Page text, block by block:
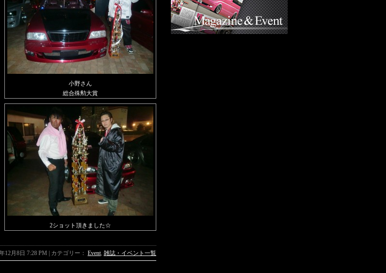
小野さん
総合殊勲大賞
2ショット頂きました☆
12月8日 7:28 PM | カテゴリー： Event, 雑誌・イベント一覧